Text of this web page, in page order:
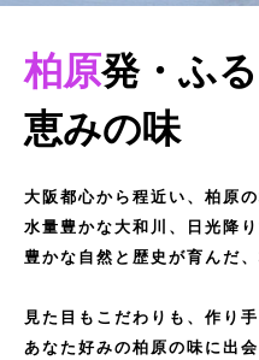
柏原発・ふ
恵みの味
大阪都心から程近い、柏原の
水量豊かな大和川、日光降
豊かな自然と歴史が育んだ
見た目もこだわりも、作り
あなた好みの柏原の味に出